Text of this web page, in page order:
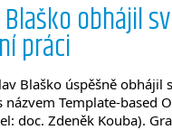
obhájil
práci
Blaško úspěšně obhájil
názvem Template-based
doc. Zdeněk Kouba).